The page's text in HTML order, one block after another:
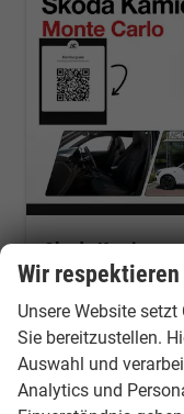
Skoda Kamiq
sofort lieferbar
Fahrzeugnr. 45580
Kraftstoff Benzin
Wir
Unsere Website
Sie bereitzustellen.
Auswahl und
Analytics und